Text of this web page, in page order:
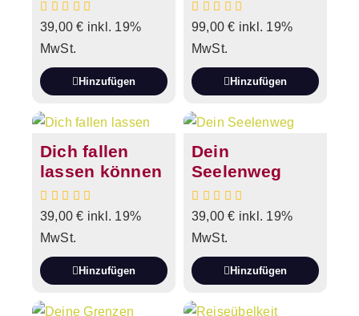
39,00€ inkl. 19%
MwSt.
Hinzufügen
99,00€ inkl. 19%
MwSt.
Hinzufügen
Dich fallen
lassen können
39,00€ inkl. 19%
MwSt.
Hinzufügen
Dein
Seelenweg
39,00€ inkl. 19%
MwSt.
Hinzufügen